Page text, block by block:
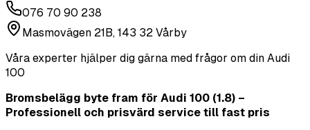
076 70 90 238
Masmovägen 21B, 143 32 Vårby
Våra experter hjälper dig gärna med frågor om din Audi
100
Bromsbelägg byte fram för Audi 100 (1.8) –
Professionell och prisvärd service till fast pris